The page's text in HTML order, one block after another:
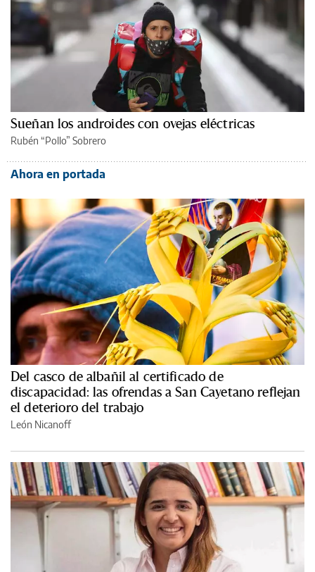
Sueñan los androides con ovejas eléctricas
Rubén “Pollo” Sobrero
Ahora en portada
Del casco de albañil al certificado de
discapacidad: las ofrendas a San Cayetano reflejan
el deterioro del trabajo
León Nicanoff